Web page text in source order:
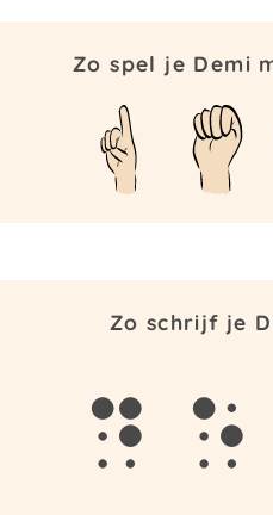
Zo spel je Demi
Zo schrijf je
d e